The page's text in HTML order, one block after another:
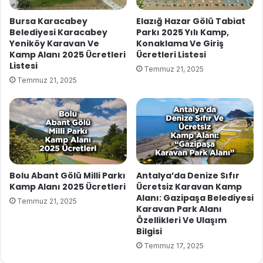
Bursa Karacabey
Belediyesi Karacabey
Yeniköy Karavan Ve
Kamp Alanı 2025 Ücretleri
Listesi
Temmuz 21, 2025
Elazığ Hazar Gölü Tabiat
Parkı 2025 Yılı Kamp,
Konaklama Ve Giriş
Ücretleri Listesi
Temmuz 21, 2025
Bolu Abant Gölü Milli Parkı
Kamp Alanı 2025 Ücretleri
Temmuz 21, 2025
Antalya’da Denize Sıfır
Ücretsiz Karavan Kamp
Alanı: Gazipaşa Belediyesi
Karavan Park Alanı
Özellikleri Ve Ulaşım
Bilgisi
Temmuz 17, 2025